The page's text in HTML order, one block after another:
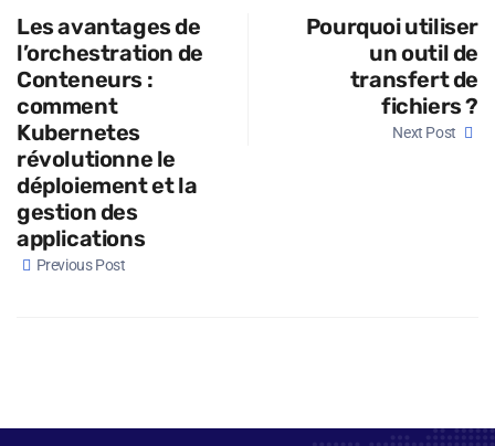
Les avantages de
l’orchestration de
Conteneurs :
comment
Kubernetes
révolutionne le
déploiement et la
gestion des
applications
Previous Post
Pourquoi utiliser
un outil de
transfert de
fichiers ?
Next Post